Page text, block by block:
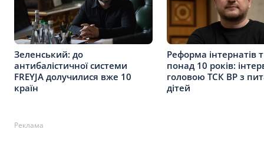
Зеленський: до
антибалістичної системи
FREYJA долучилися вже 10
країн
Реформа інтернатів
понад 10 років:
головою ТСК ВР з
дітей
Реклама